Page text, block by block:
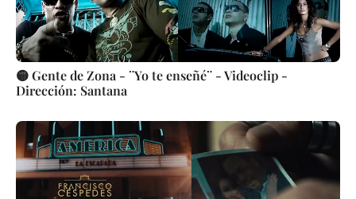
🟡 Gente de Zona - ¨Yo te enseñé¨ - Videoclip -
Dirección: Santana